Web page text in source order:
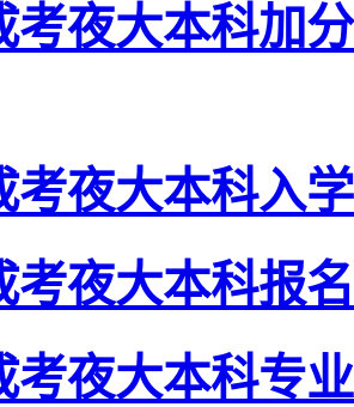
考夜大本科加
考夜大本科入
考夜大本科报
考夜大本科专